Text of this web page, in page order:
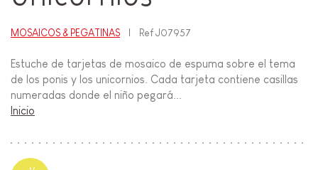
MOSAICOS & PEGATINAS RefJ07957
Estuche de tarjetas de mosaico de espuma sobre el tema
de los ponis y los unicornios. Cada tarjeta contiene casillas
numeradas donde el niño pegará...
Inicio